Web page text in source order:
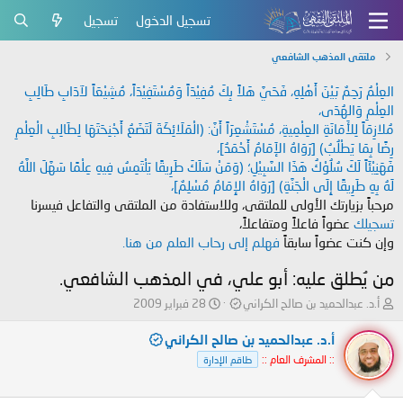
تسجيل الدخول تسجيل
ملتقى المذهب الشافعي
العِلْمُ رَحِمٌ بَيْنَ أَهْلِهِ، فَحَيَّ هَلاً بِكَ مُفِيْدَاً وَمُسْتَفِيْدَاً، مُشِيْعَاً لآدَابِ طَالِبِ
العِلْمِ وَالهُدَى،
مُلازِمَاً لِلأَمَانَةِ العِلْمِيةِ، مُسْتَشْعِرَاً أَنَّ: (الْمَلَائِكَةَ لَتَضَعُ أَجْنِحَتَهَا لِطَالِبِ الْعِلْمِ
رِضًا بِمَا يَطْلُبُ) [رَوَاهُ الإَمَامُ أَحْمَدُ]،
فَهَنِيْئَاً لَكَ سُلُوْكُ هَذَا السَّبِيْلِ؛ (وَمَنْ سَلَكَ طَرِيقًا يَلْتَمِسُ فِيهِ عِلْمًا سَهَّلَ اللَّهُ
لَهُ بِهِ طَرِيقًا إِلَى الْجَنَّةِ) [رَوَاهُ الإِمَامُ مُسْلِمٌ]،
مرحباً بزيارتك الأولى للملتقى، وللاستفادة من الملتقى والتفاعل فيسرنا
تسجيلك عضواً فاعلاً ومتفاعلاً،
وإن كنت عضواً سابقاً فهلم إلى رحاب العلم من هنا.
من يُطلق عليه: أبو علي، في المذهب الشافعي.
ب
د
ئ
ا
ل
م
أ.د. عبدالحميد بن صالح الكراني
ت
ر
ي
خ
ل
28 فبراير 2009
أ.د. عبدالحميد بن صالح الكراني
:: المشرف العام :: طاقم الإدارة